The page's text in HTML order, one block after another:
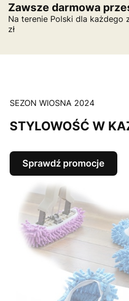
Zawsze darmowa
Na terenie Polski dla każdego
zł
SEZON WIOSNA 2024
STYLOWOŚĆ W
Sprawdź promocje